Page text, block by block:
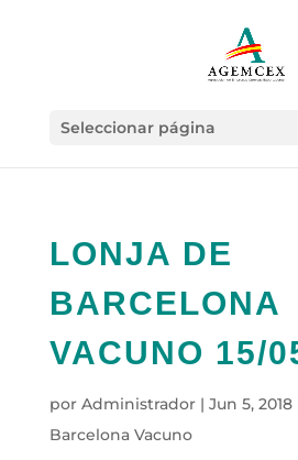
Seleccionar página
LONJA DE
BARCELONA
VACUNO 15/
por Administrador| Jun 5, 2018
Barcelona Vacuno